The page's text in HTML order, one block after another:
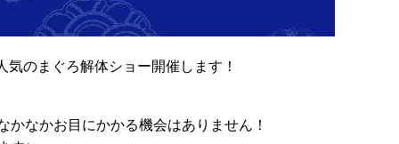
のまぐろ解体ショー開催します！
なかお目にかかる機会はありません！